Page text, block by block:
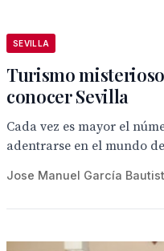
SEVILLA
Turismo
conocer Sevilla
Cada vez es mayor el
adentrarse en el mundo
Jose Manuel García